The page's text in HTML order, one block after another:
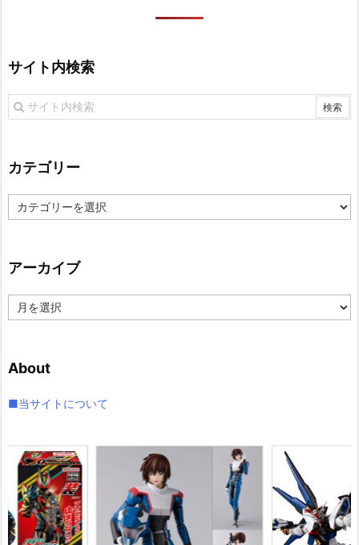
サイト内検索
カテゴリー
テ
ー
アーカイブ
ー
ブ
About
■当サイトについて